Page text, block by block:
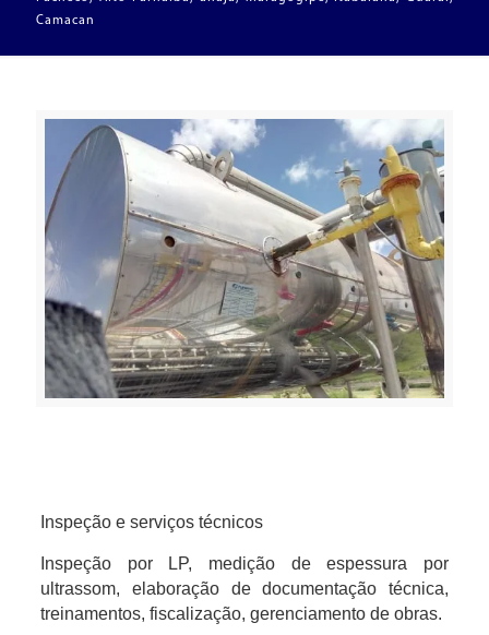
Camacan
Inspeção e serviços técnicos
Inspeção por LP, medição de espessura por
ultrassom, elaboração de documentação técnica,
treinamentos, fiscalização, gerenciamento de obras.